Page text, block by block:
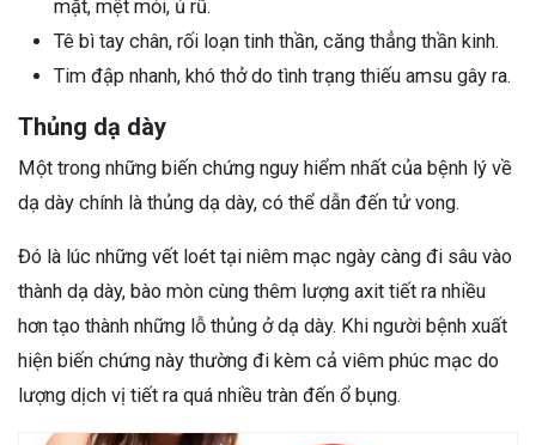
mặt, mệt mỏi, ủ rũ.
Tê bì tay chân, rối loạn tinh thần, căng thẳng thần kinh.
Tim đập nhanh, khó thở do tình trạng thiếu amsu gây ra.
Thủng dạ dày
Một trong những biến chứng nguy hiểm nhất của bệnh lý về
dạ dày chính là thủng dạ dày, có thể dẫn đến tử vong.
Đó là lúc những vết loét tại niêm mạc ngày càng đi sâu vào
thành dạ dày, bào mòn cùng thêm lượng axit tiết ra nhiều
hơn tạo thành những lỗ thủng ở dạ dày. Khi người bệnh xuất
hiện biến chứng này thường đi kèm cả viêm phúc mạc do
lượng dịch vị tiết ra quá nhiều tràn đến ổ bụng.